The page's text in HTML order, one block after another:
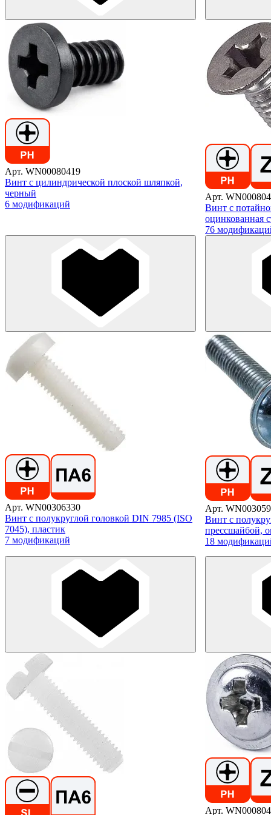
Арт. WN00080419
Винт с цилиндрической плоской шляпкой,
черный
6 модификаций
Арт.
Винт с
оцинкованная
76
Арт. WN00306330
Винт с полукруглой головкой DIN 7985 (ISO
7045), пластик
7 модификаций
Арт.
Винт с
прессшайбой,
18
Арт.